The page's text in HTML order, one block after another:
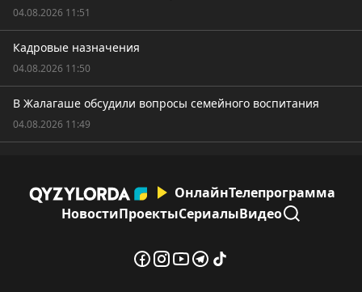
04.08.2026 11:51
Кадровые назначения
04.08.2026 11:50
В Жалагаше обсудили вопросы семейного воспитания
04.08.2026 11:49
ОнлайнТелепрограмма
НовостиПроектыСериалыВидео